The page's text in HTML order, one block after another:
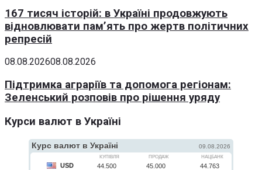
167 тисяч історій: в Україні продовжують
відновлювати пам’ять про жертв політичних
репресій
08.08.202608.08.2026
Підтримка аграріїв та допомога регіонам:
Зеленський розповів про рішення уряду
Курси валют в Україні